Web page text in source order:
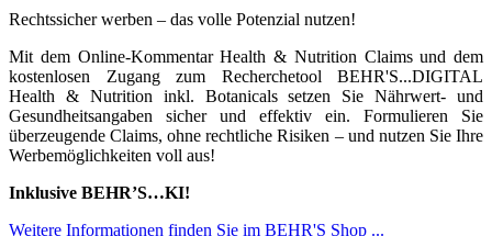
Rechtssicher werben – das volle Potenzial nutzen!
Mit dem Online-Kommentar Health & Nutrition Claims und dem
kostenlosen Zugang zum Recherchetool BEHR'S...DIGITAL
Health & Nutrition inkl. Botanicals setzen Sie Nährwert- und
Gesundheitsangaben sicher und effektiv ein. Formulieren Sie
überzeugende Claims, ohne rechtliche Risiken – und nutzen Sie Ihre
Werbemöglichkeiten voll aus!
Inklusive BEHR’S…KI!
Weitere Informationen finden Sie im BEHR'S Shop ...